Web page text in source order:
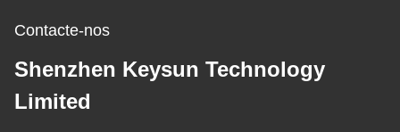
Contacte-nos
Shenzhen Keysun Technology
Limited